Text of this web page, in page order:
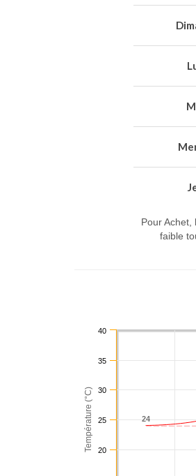
Pour
faible
Température (°C) 24
24
20
25
30
35
40